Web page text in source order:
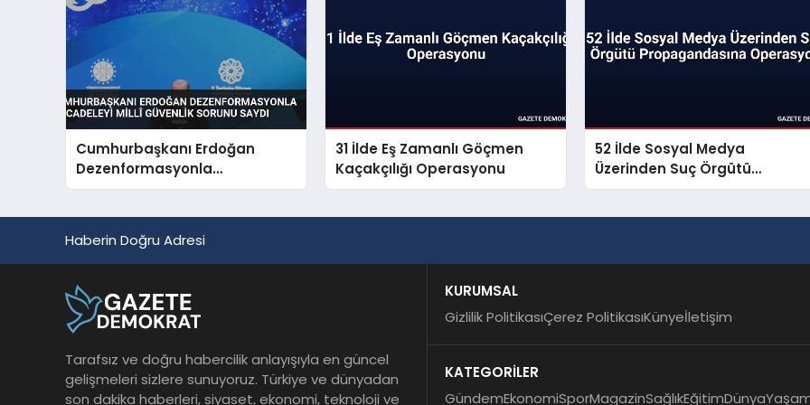
Cumhurbaşkanı Erdoğan
Dezenformasyonla
Mücadeleyi Millî Güvenlik
31 İlde Eş Zamanlı Göçmen
Kaçakçılığı Operasyonu
52 İlde Sosyal Medya
Üzerinden Suç Örgütü
Propagandasına Operasyon
Haberin Doğru Adresi
Tarafsız ve doğru habercilik anlayışıyla en güncel
gelişmeleri sizlere sunuyoruz. Türkiye ve dünyadan
son dakika haberleri, siyaset, ekonomi, teknoloji ve
KURUMSAL
Gizlilik PolitikasıÇerez PolitikasıKünyeİletişim
KATEGORİLER
GündemEkonomiSporMagazinSağlıkEğitimDünya